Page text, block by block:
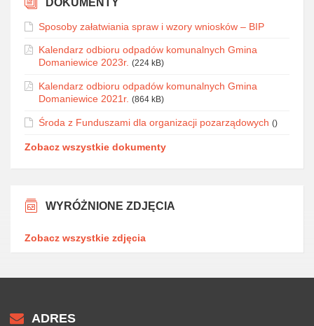
DOKUMENTY
Sposoby załatwiania spraw i wzory wniosków – BIP
Kalendarz odbioru odpadów komunalnych Gmina
Domaniewice 2023r. (224 kB)
Kalendarz odbioru odpadów komunalnych Gmina
Domaniewice 2021r. (864 kB)
Środa z Funduszami dla organizacji pozarządowych ()
Zobacz wszystkie dokumenty
WYRÓŻNIONE ZDJĘCIA
Zobacz wszystkie zdjęcia
ADRES